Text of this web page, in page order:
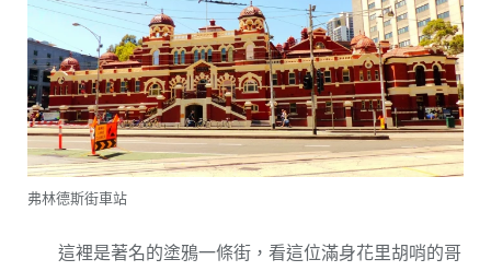
弗林德斯街車站
這裡是著名的塗鴉一條街，看這位滿身花里胡哨的哥